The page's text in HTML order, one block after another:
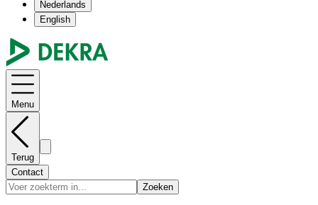
Nederlands
English
Menu
Terug
Contact
Zoeken